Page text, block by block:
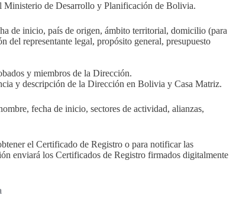
Ministerio de Desarrollo y Planificación de Bolivia.
de inicio, país de origen, ámbito territorial, domicilio (para
representante legal, propósito general, presupuesto
y miembros de la Dirección.
y descripción de la Dirección en Bolivia y Casa Matriz.
fecha de inicio, sectores de actividad, alianzas,
el Certificado de Registro o para notificar las
enviará los Certificados de Registro firmados digitalmente